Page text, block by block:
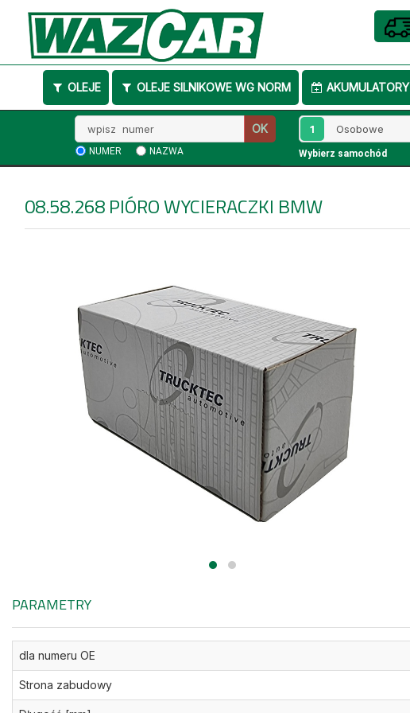
OLEJE OLEJE SILNIKOWE WG NORM AKUMULATORY
numer
OK
NUMER NAZWA
1
Wybierz samochód
08.58.268PIÓRO WYCIERACZKI BMW
PARAMETRY
dla numeru OE
Strona zabudowy